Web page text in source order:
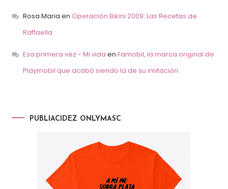
Rosa Maria en Operación Bikini 2009: Las Recetas de
Raffaella
Esa primera vez - Mi vida en Famobil, la marca original de
Playmobil que acabó siendo la de su imitación
PUBLIACIDEZ ONLYMASC